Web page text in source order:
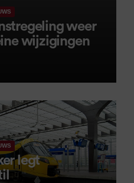
weer
wijzigingen
legt